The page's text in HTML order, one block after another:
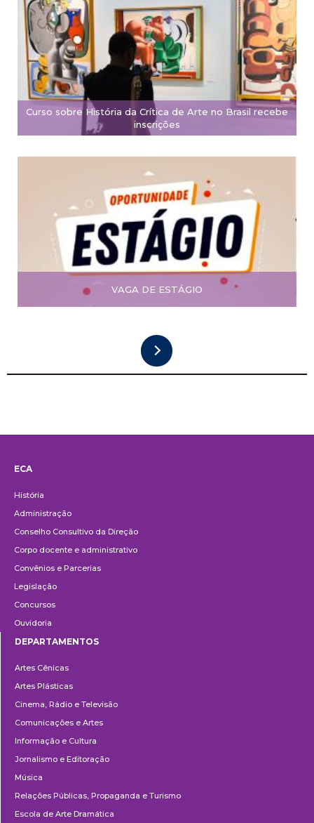
Curso sobre História da Crítica de Arte no Brasil recebe
inscrições
VAGA DE ESTÁGIO
ECA
História
Administração
Conselho Consultivo da Direção
Corpo docente e administrativo
Convênios e Parcerias
Legislação
Concursos
Ouvidoria
DEPARTAMENTOS
Artes Cênicas
Artes Plásticas
Cinema, Rádio e Televisão
Comunicações e Artes
Informação e Cultura
Jornalismo e Editoração
Música
Relações Públicas, Propaganda e Turismo
Escola de Arte Dramática